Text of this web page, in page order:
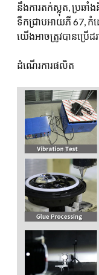
នឹងការតក់ស្លុត, ប្រឆាំង
ទឹកជ្រាបអាយភី 67, កំ
យើងអាចត្រូវបានប្រើ
ដំណើរការផលិត